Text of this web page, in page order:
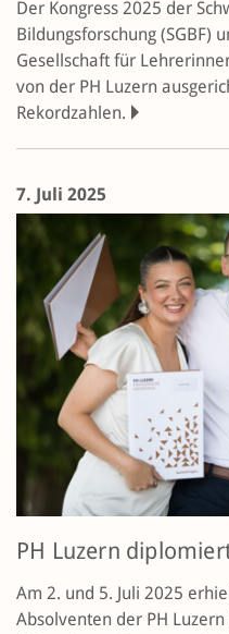
Der Kongress 2025 der
Bildungsforschung (SGBF)
Gesellschaft für
von der PH Luzern
Rekordzahlen.
7. Juli 2025
PH Luzern
Am 2. und 5. Juli 2025
Absolventen der PH